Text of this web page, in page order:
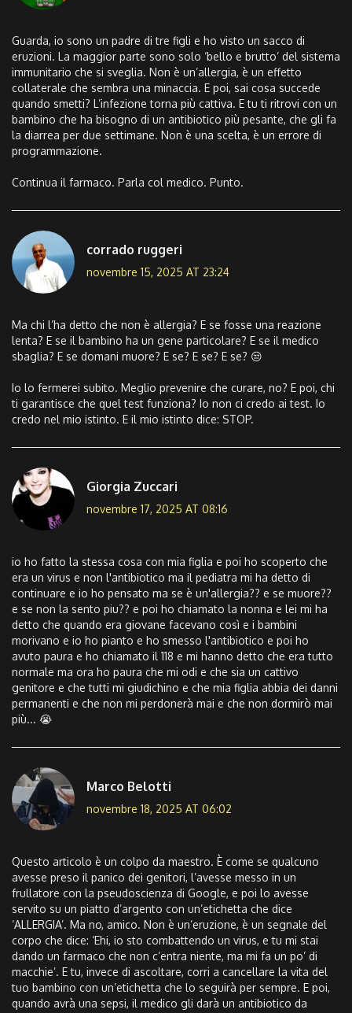
Guarda, io sono un padre di tre figli e ho visto un sacco di
eruzioni. La maggior parte sono solo ‘bello e brutto’ del sistema
immunitario che si sveglia. Non è un’allergia, è un effetto
collaterale che sembra una minaccia. E poi, sai cosa succede
quando smetti? L’infezione torna più cattiva. E tu ti ritrovi con un
bambino che ha bisogno di un antibiotico più pesante, che gli fa
la diarrea per due settimane. Non è una scelta, è un errore di
programmazione.
Continua il farmaco. Parla col medico. Punto.
corrado ruggeri
novembre 15, 2025 AT 23:24
Ma chi l’ha detto che non è allergia? E se fosse una reazione
lenta? E se il bambino ha un gene particolare? E se il medico
sbaglia? E se domani muore? E se? E se? E se? 😒
Io lo fermerei subito. Meglio prevenire che curare, no? E poi, chi
ti garantisce che quel test funziona? Io non ci credo ai test. Io
credo nel mio istinto. E il mio istinto dice: STOP.
Giorgia Zuccari
novembre 17, 2025 AT 08:16
io ho fatto la stessa cosa con mia figlia e poi ho scoperto che
era un virus e non l'antibiotico ma il pediatra mi ha detto di
continuare e io ho pensato ma se è un'allergia?? e se muore??
e se non la sento piu?? e poi ho chiamato la nonna e lei mi ha
detto che quando era giovane facevano così e i bambini
morivano e io ho pianto e ho smesso l'antibiotico e poi ho
avuto paura e ho chiamato il 118 e mi hanno detto che era tutto
normale ma ora ho paura che mi odi e che sia un cattivo
genitore e che tutti mi giudichino e che mia figlia abbia dei danni
permanenti e che non mi perdonerà mai e che non dormirò mai
più... 😭
Marco Belotti
novembre 18, 2025 AT 06:02
Questo articolo è un colpo da maestro. È come se qualcuno
avesse preso il panico dei genitori, l’avesse messo in un
frullatore con la pseudoscienza di Google, e poi lo avesse
servito su un piatto d’argento con un’etichetta che dice
‘ALLERGIA’. Ma no, amico. Non è un’eruzione, è un segnale del
corpo che dice: ‘Ehi, io sto combattendo un virus, e tu mi stai
dando un farmaco che non c’entra niente, ma mi fa un po’ di
macchie’. E tu, invece di ascoltare, corri a cancellare la vita del
tuo bambino con un’etichetta che lo seguirà per sempre. E poi,
quando avrà una sepsi, il medico gli darà un antibiotico da